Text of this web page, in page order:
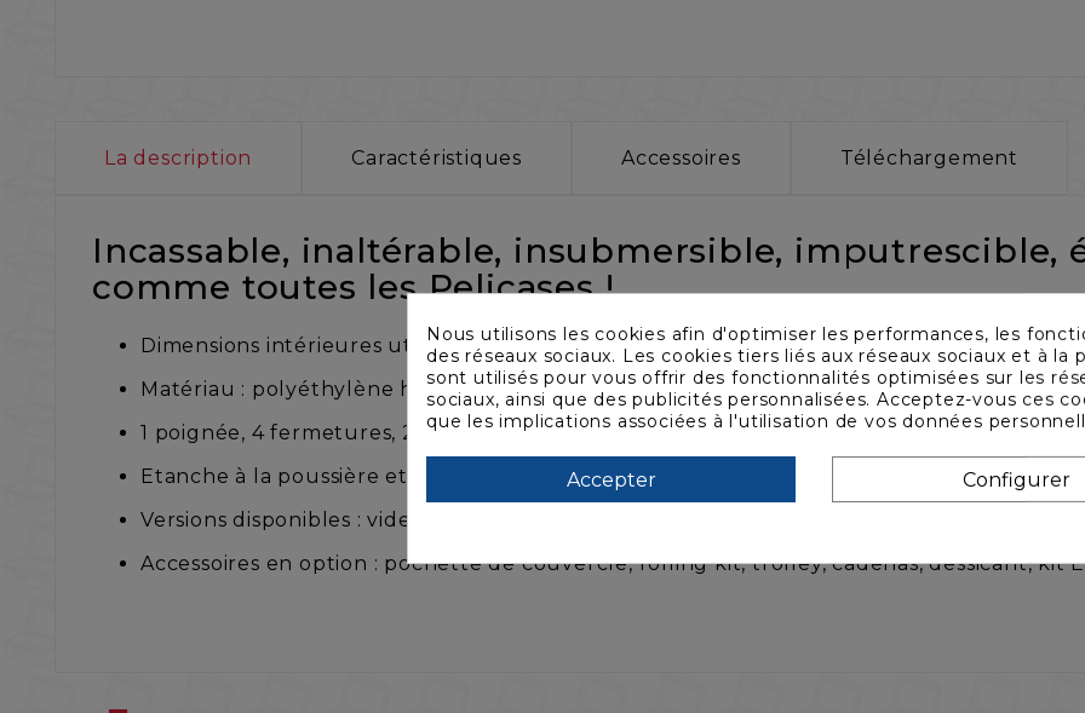
La description Caractéristiques Accessoires Téléchargement
Incassable, inaltérable, insubmersible, imputrescible,
comme toutes les Pelicases !
Dimensions intérieures utiles (mm) : 552 x 427 x 200
Matériau : polyéthylène haute résistance injecté
1 poignée, 4 fermetures, 2 anneaux pour cadenas, valve automatique d'équilibrage de
Etanche à la poussière et à l'immersion (indice IP67)
Versions disponibles : vide, avec mousse prédécoupée, avec kit de cloisons
Accessoires en option : pochette de couvercle, rolling kit, trolley, cadenas, dessicant, kit
Nous utilisons les cookies afin d'optimiser les performances, les
des réseaux sociaux. Les cookies tiers liés aux réseaux sociaux et à la
sont utilisés pour vous offrir des fonctionnalités optimisées sur les
sociaux, ainsi que des publicités personnalisées. Acceptez-vous ces
que les implications associées à l'utilisation de vos données
Accepter Configurer